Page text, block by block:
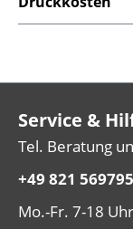
Service &
Tel. Beratung
+49 821
Mo.-Fr. 7-18 Uhr